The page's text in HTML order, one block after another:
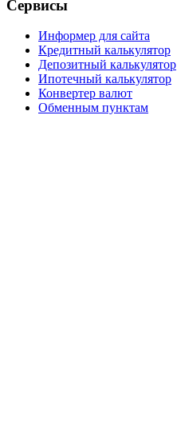
Сервисы
Информер для сайта
Кредитный калькулятор
Депозитный калькулятор
Ипотечный калькулятор
Конвертер валют
Обменным пунктам